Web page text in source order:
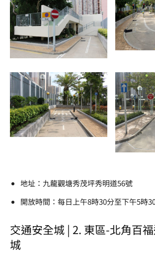
地址：九龍觀塘秀茂坪秀明道56號
開放時間：每日上午8時30分至下午5時
交通安全城 | 2. 東區-北角百
城